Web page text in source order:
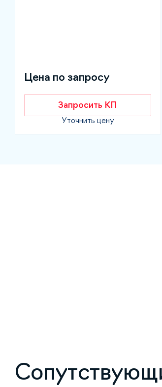
Цена по запросу
Запросить КП
Уточнить цену